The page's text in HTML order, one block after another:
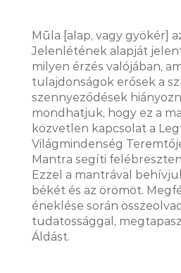
Mūla [alap, vagy gyökér]
Jelenlétének alapját
milyen érzés valójában,
tulajdonságok erősek a
szennyeződések
mondhatjuk, hogy ez a
közvetlen kapcsolat a
Világmindenség
Mantra segíti
Ezzel a mantrával
békét és az örömöt.
éneklése során
tudatossággal,
Áldást.